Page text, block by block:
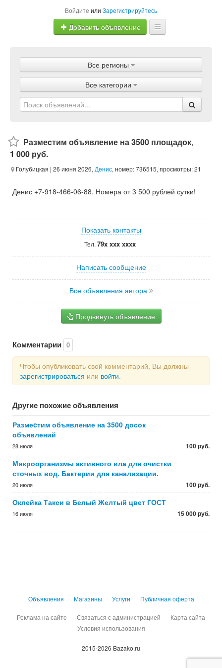
Войдите или Зарегистрируйтесь
Добавить объявление
Объявления
Магазины
Услуги
Все регионы
Все категории
Размеcтим объявление на 3500 площадок,
1 000 руб.
Голубицкая | 26 июня 2026, Денис, номер: 736515, просмотры: 21
Денис +7-918-466-06-88. Номера от 3 500 рублей сутки!
Показать контакты
Тел. 79x xxx xxxx
Написать сообщение
Все объявления автора
Продвинуть объявление
Комментарии 0
Чтобы опубликовать свой комментарий, Вы должны
зарегистрироваться или войти.
Другие похожие объявления
Размеcтим объявление на 3500 досок
объявлений
28 июля 100 руб.
Микроорганизмы активного ила для очистки
сточных вод. Бактерии для канализации.
20 июля 100 руб.
Оклейка Такси в Белый Желтый цвет ГОСТ
16 июля 15 000 руб.
Объявления Магазины Услуги Публичная оферта
Реклама на сайте Связаться с администрацией
Карта сайта
Условия использования
2015-2026 Bazako.ru